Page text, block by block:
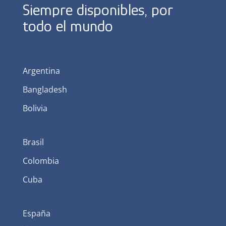
Siempre disponibles, por
todo el mundo
Argentina
Bangladesh
Bolivia
Brasil
Colombia
Cuba
España